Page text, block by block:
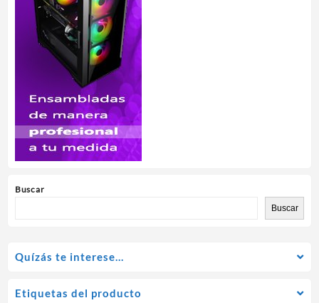
Buscar
Buscar
Quízás te interese…
Etiquetas del producto